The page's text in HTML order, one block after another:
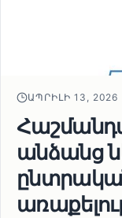
ԱՊՐԻԼԻ 13, 2026
անձանց